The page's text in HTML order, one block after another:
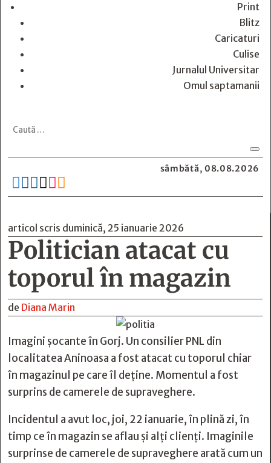
Print
Blitz
Caricaturi
Culise
Jurnalul Universitar
Omul saptamanii
sâmbătă, 08.08.2026
     
articol scris duminică, 25 ianuarie 2026
Politician atacat cu
toporul în magazin
de Diana Marin
Imagini șocante în Gorj. Un consilier PNL din
localitatea Aninoasa a fost atacat cu toporul chiar
în magazinul pe care îl deține. Momentul a fost
surprins de camerele de supraveghere.
Incidentul a avut loc, joi, 22 ianuarie, în plină zi, în
timp ce în magazin se aflau și alți clienți. Imaginile
surprinse de camerele de supraveghere arată cum un